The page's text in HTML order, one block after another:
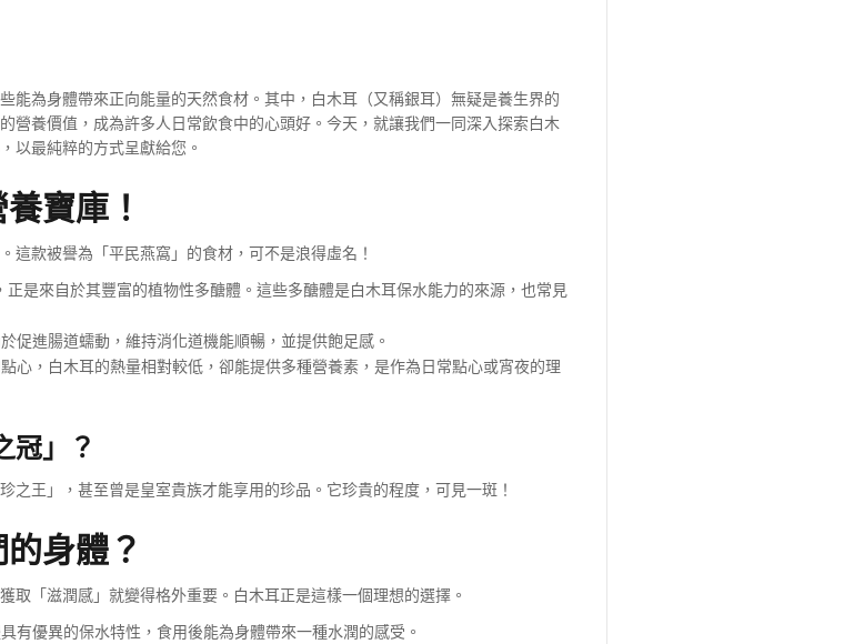
能為身體帶來正向能量的天然食材。其中，白木耳（又稱銀耳）無疑是養生界的
營養價值，成為許多人日常飲食中的心頭好。今天，就讓我們一同深入探索白木
以最純粹的方式呈獻給您。
寶庫！
這款被譽為「平民燕窩」的食材，可不是浪得虛名！
正是來自於其豐富的植物性多醣體。這些多醣體是白木耳保水能力的來源，也常見
促進腸道蠕動，維持消化道機能順暢，並提供飽足感。
心，白木耳的熱量相對較低，卻能提供多種營養素，是作為日常點心或宵夜的理
冠」？
之王」，甚至曾是皇室貴族才能享用的珍品。它珍貴的程度，可見一斑！
身體？
取「滋潤感」就變得格外重要。白木耳正是這樣一個理想的選擇。
有優異的保水特性，食用後能為身體帶來一種水潤的感受。